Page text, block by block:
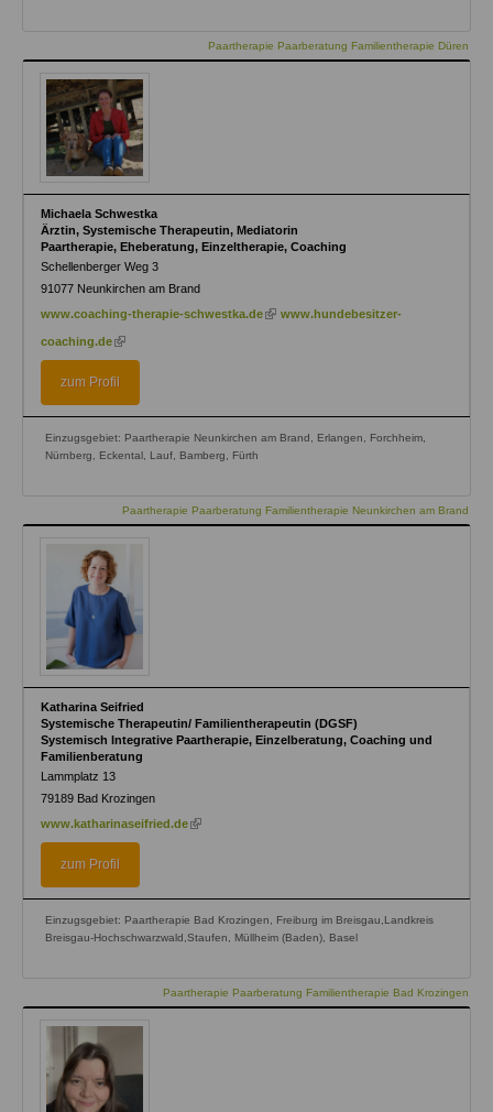
Paartherapie Paarberatung Familientherapie Düren
Michaela Schwestka
Ärztin, Systemische Therapeutin, Mediatorin
Paartherapie, Eheberatung, Einzeltherapie, Coaching
Schellenberger Weg 3
91077 Neunkirchen am Brand
www.coaching-therapie-schwestka.de (linkwww.hundebesitzer-
coaching.de (link
zum Profil
Einzugsgebiet: Paartherapie Neunkirchen am Brand, Erlangen, Forchheim,
Nürnberg, Eckental, Lauf, Bamberg, Fürth
Paartherapie Paarberatung Familientherapie Neunkirchen am Brand
Katharina Seifried
Systemische Therapeutin/ Familientherapeutin (DGSF)
Systemisch Integrative Paartherapie, Einzelberatung, Coaching und
Familienberatung
Lammplatz 13
79189 Bad Krozingen
www.katharinaseifried.de(link
zum Profil
Einzugsgebiet: Paartherapie Bad Krozingen, Freiburg im Breisgau,Landkreis
Breisgau-Hochschwarzwald,Staufen, Müllheim (Baden), Basel
Paartherapie Paarberatung Familientherapie Bad Krozingen